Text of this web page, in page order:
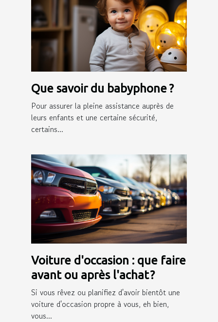
Que savoir du babyphone ?
Pour assurer la pleine assistance auprès de
leurs enfants et une certaine sécurité,
certains...
Voiture d'occasion : que faire
avant ou après l'achat ?
Si vous rêvez ou planifiez d'avoir bientôt une
voiture d'occasion propre à vous, eh bien,
vous...